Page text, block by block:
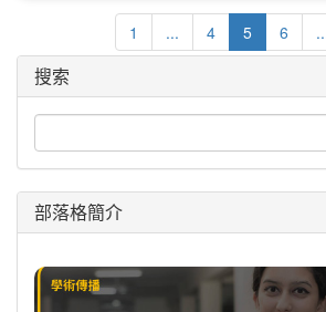
何 查找包含「數學」但不包含「幾何」的
何)AND(代數OR微積分)…
1 ... 4 5 6
搜索
部落格簡介